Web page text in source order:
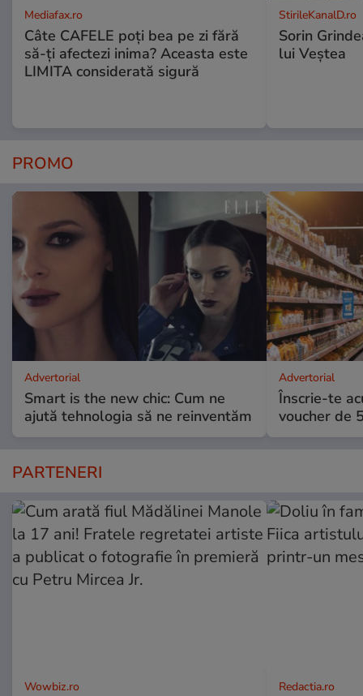
Mediafax.ro
Câte CAFELE poți bea pe zi fără
să-ți afectezi inima? Aceasta este
LIMITA considerată sigură
StirileKanalD.ro
Sorin
lui Veștea
PROMO
Advertorial
Smart is the new chic: Cum ne
ajută tehnologia să ne reinventăm
Advertorial
Înscrie-te
voucher de
PARTENERI
Wowbiz.ro Redactia.ro